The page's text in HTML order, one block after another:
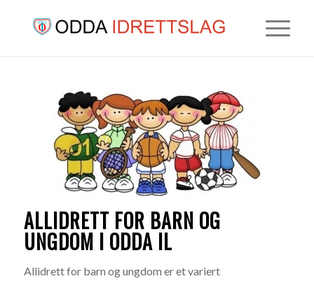
ALLIDRETT FOR BARN OG
UNGDOM I ODDA IL
Allidrett for barn og ungdom er et variert